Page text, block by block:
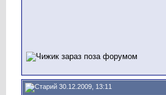
30.12.2009, 13:11